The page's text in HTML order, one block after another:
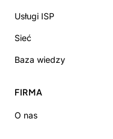
Usługi ISP
Sieć
Baza wiedzy
FIRMA
O nas